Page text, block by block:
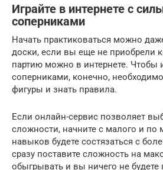
Играйте в интернете с
соперниками
Начать практиковаться можно
доски, если вы еще не приобрели
партию можно в интернете. Чтобы
соперниками, конечно,
фигуры и знать правила.
Если онлайн-сервис позволяет
сложности, начните с малого и по
навыков будете состязаться с
сразу поставите сложность на
обыгрывать и вы ничего не будете